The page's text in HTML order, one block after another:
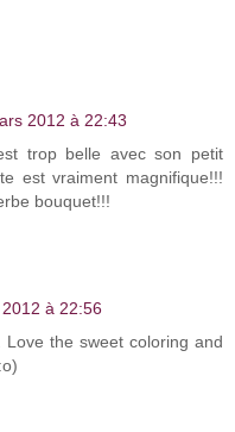
2012 à 22:43
trop belle avec son petit
est vraiment magnifique!!!
bouquet!!!
à 22:56
the sweet coloring and